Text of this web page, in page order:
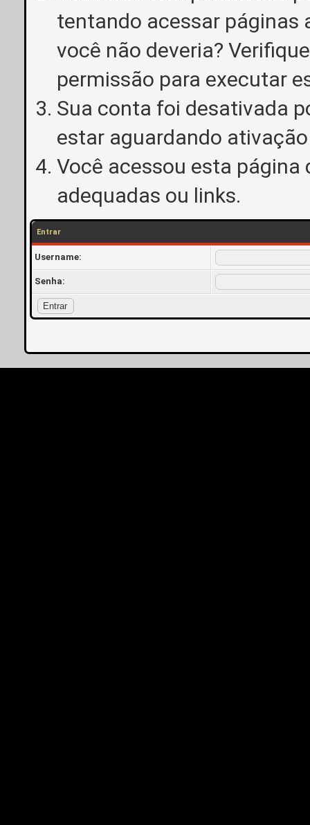
tentando acessar páginas
você não deveria?
permissão para executar
Sua conta foi desativada
estar aguardando
Você acessou esta
adequadas ou links.
Entrar
Username:
Senha: